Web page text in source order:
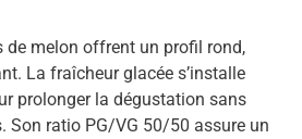
de melon offrent un profil rond,
La fraîcheur glacée s’installe
prolonger la dégustation sans
Son ratio PG/VG 50/50 assure un